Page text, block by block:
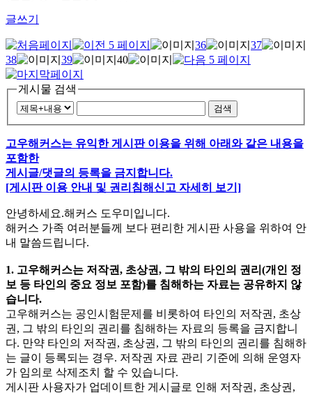
글쓰기
36
37
38
39 40
게시물 검색
검색
고우해커스는 유익한 게시판 이용을 위해 아래와 같은 내용을
포함한
게시글/댓글의 등록을 금지합니다.
[게시판 이용 안내 및 권리침해신고 자세히 보기]
안녕하세요.해커스 도우미입니다.
해커스 가족 여러분들께 보다 편리한 게시판 사용을 위하여 안
내 말씀드립니다.
1. 고우해커스는 저작권, 초상권, 그 밖의 타인의 권리(개인 정
보 등 타인의 중요 정보 포함)를 침해하는 자료는 공유하지 않
습니다.
고우해커스는 공인시험문제를 비롯하여 타인의 저작권, 초상
권, 그 밖의 타인의 권리를 침해하는 자료의 등록을 금지합니
다. 만약 타인의 저작권, 초상권, 그 밖의 타인의 권리를 침해하
는 글이 등록되는 경우. 저작권 자료 관리 기준에 의해 운영자
가 임의로 삭제조치 할 수 있습니다.
게시판 사용자가 업데이트한 게시글로 인해 저작권, 초상권,